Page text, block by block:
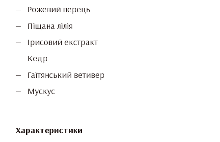
Рожевий перець
Піщана лілія
Ірисовий екстракт
Кедр
Гаїтянський ветивер
Мускус
Характеристики